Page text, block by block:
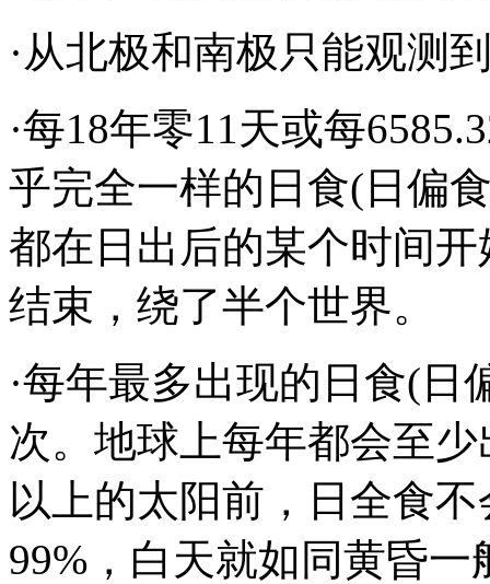
·从北极和南极只能观测
·每18年零11天或每
乎完全一样的日食(日偏
都在日出后的某个时间
结束，绕了半个世界。
·每年最多出现的日食(
次。地球上每年都会至
以上的太阳前，日全食
99%，白天就如同黄昏一